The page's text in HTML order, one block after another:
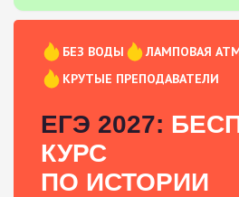
БЕЗ ВОДЫ
ЛАМПОВАЯ
КРУТЫЕ ПРЕПОДАВАТЕЛИ
ЕГЭ 2027:
КУРС
ПО ИСТОРИИ